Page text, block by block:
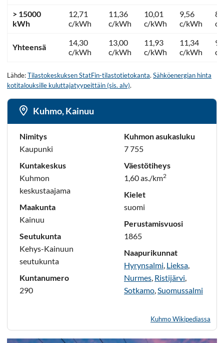
> 15000
kWh
12,71
c/kWh
11,36
c/kWh
10,01
c/kWh
9,56
c/kWh
c/
Yhteensä
14,30
c/kWh
13,00
c/kWh
11,93
c/kWh
11,34
c/kWh
c/
Lähde:Tilastokeskuksen StatFin-tilastotietokanta. Sähköenergian hinta
kotitalouksille kuluttajatyypeittäin (sis. alv).
Kuhmo, Kainuu
Nimitys
Kaupunki
Kuntakeskus
Kuhmon
keskustaajama
Maakunta
Kainuu
Seutukunta
Kehys-Kainuun
seutukunta
Kuntanumero
290
Kuhmon asukasluku
7 755
Väestötiheys
1,60 as./km2
Kielet
suomi
Perustamisvuosi
1865
Naapurikunnat
Hyrynsalmi Lieksa
Nurmes Ristijärvi
Sotkamo Suomussalmi
Kuhmo Wikipediassa